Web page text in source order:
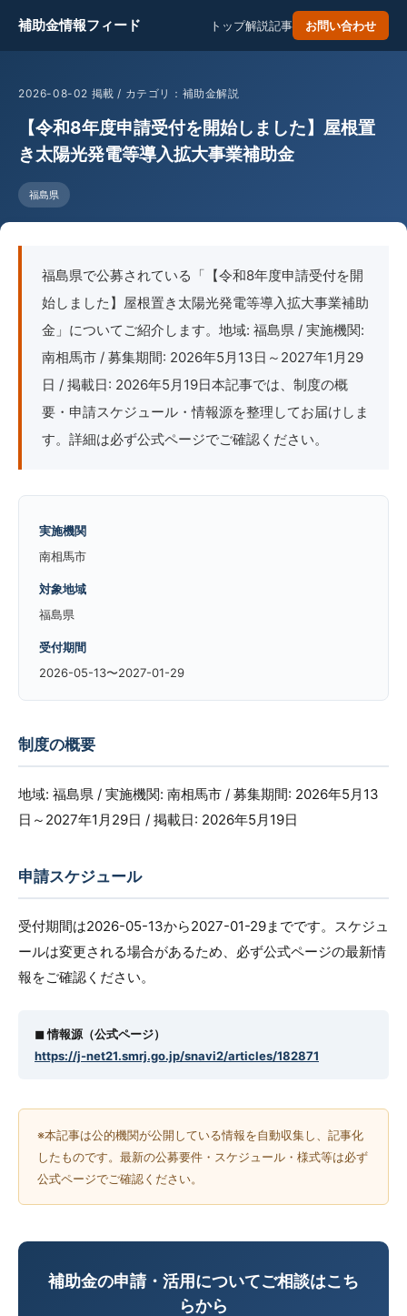
補助金情報フィード トップ解説記事 お問い合わせ
2026-08-02 掲載 / カテゴリ：補助金解説
【令和8年度申請受付を開始しました】屋根置
き太陽光発電等導入拡大事業補助金
福島県
福島県で公募されている「【令和8年度申請受付を開
始しました】屋根置き太陽光発電等導入拡大事業補助
金」についてご紹介します。地域: 福島県 / 実施機関:
南相馬市 / 募集期間: 2026年5月13日～2027年1月29
日 / 掲載日: 2026年5月19日本記事では、制度の概
要・申請スケジュール・情報源を整理してお届けしま
す。詳細は必ず公式ページでご確認ください。
実施機関
南相馬市
対象地域
福島県
受付期間
2026-05-13〜2027-01-29
制度の概要
地域: 福島県 / 実施機関: 南相馬市 / 募集期間: 2026年5月13
日～2027年1月29日 / 掲載日: 2026年5月19日
申請スケジュール
受付期間は2026-05-13から2027-01-29までです。スケジュ
ールは変更される場合があるため、必ず公式ページの最新情
報をご確認ください。
◼︎ 情報源（公式ページ）
https://j-net21.smrj.go.jp/snavi2/articles/182871
※本記事は公的機関が公開している情報を自動収集し、記事化
したものです。最新の公募要件・スケジュール・様式等は必ず
公式ページでご確認ください。
補助金の申請・活用についてご相談はこち
らから